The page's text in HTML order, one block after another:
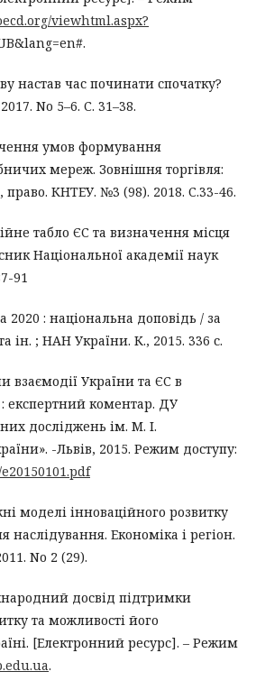
viewhtml.aspx?
настав час починати спочатку?
No 5–6. С. 31–38.
умов формування
мереж. Зовнішня торгівля:
право. КНТЕУ. №3 (98). 2018. С.33-46.
табло ЄС та визначення місця
Національної академії наук
91
2020 : національна доповідь / за
ін. ; НАН України. К., 2015. 336 с.
взаємодії України та ЄС в
: експертний коментар. ДУ
досліджень ім. М. І.
-Львів, 2015. Режим доступу:
моделі інноваційного розвитку
наслідування. Економіка і регіон.
No 2 (29).
досвід підтримки
та можливості його
[Електронний ресурс]. – Режим
.